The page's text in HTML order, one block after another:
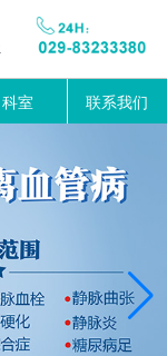
科室 联系我们